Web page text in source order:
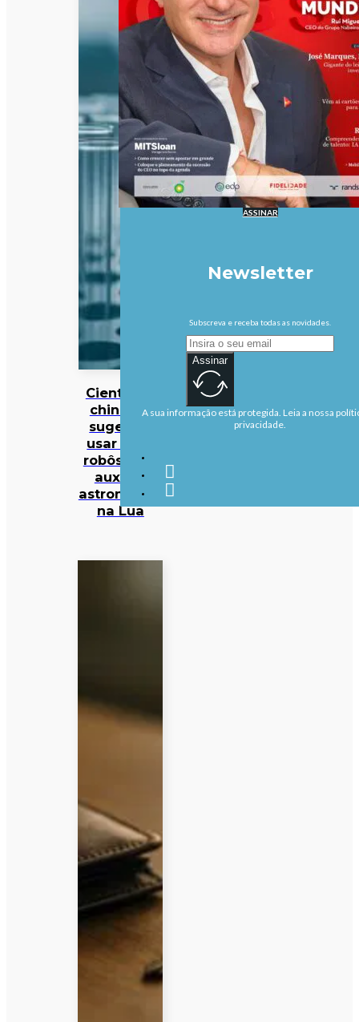
Cientistas
chineses
sugerem
usar cães
robôs para
auxiliar
astronautas
na Lua
ASSINAR
Newsletter
Subscreva e receba todas as novidades.
Assinar
A sua informação está protegida. Leia a nossa
privacidade.